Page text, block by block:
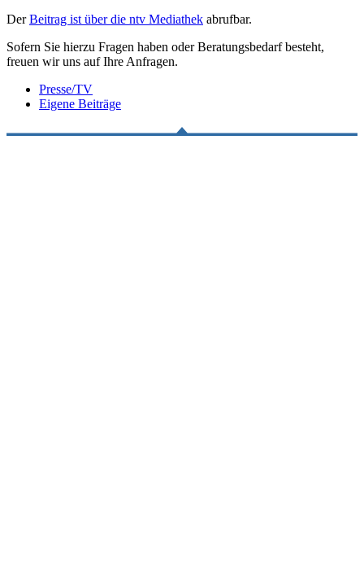
DerBeitrag ist über die ntv Mediathek abrufbar.
Sofern Sie hierzu Fragen haben oder Beratungsbedarf besteht,
freuen wir uns auf Ihre Anfragen.
Presse/TV
Eigene Beiträge